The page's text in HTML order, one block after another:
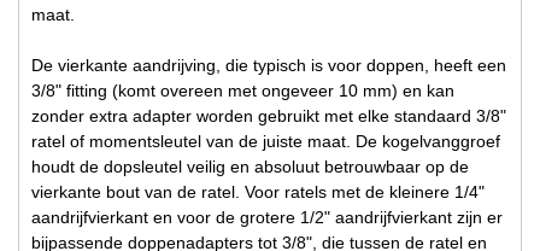
maat.
De vierkante aandrijving, die typisch is voor doppen, heeft een
3/8" fitting (komt overeen met ongeveer 10 mm) en kan
zonder extra adapter worden gebruikt met elke standaard 3/8"
ratel of momentsleutel van de juiste maat. De kogelvanggroef
houdt de dopsleutel veilig en absoluut betrouwbaar op de
vierkante bout van de ratel. Voor ratels met de kleinere 1/4"
aandrijfvierkant en voor de grotere 1/2" aandrijfvierkant zijn er
bijpassende doppenadapters tot 3/8", die tussen de ratel en